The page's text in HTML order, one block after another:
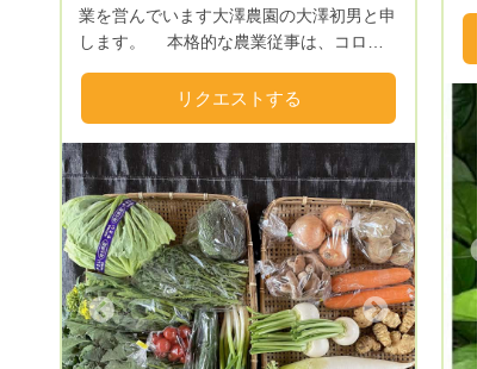
まずは、自分が食べる。なので、食べたい
野菜＆食べて美味しい野菜を育てていま
ない、無農薬栽培農法のガイア循環農法で
野菜達を育てています
業を営んでいます大澤農園の大澤初男と申
します。 本格的な農業従事は、コロナ
ヤの農家です。 健康と趣味を兼ねて、
楽しく野菜や果物作りに励んでいます。
野菜作りは、有機栽培(牛糞などの有機
肥料を主体)と自然成分の植物活性剤、コ
ンパニオンプランツを活用して、無農薬、
減農薬栽培を心がけています。 併せ
て、30年前に子どもたちのために植えた四
季折々の果物も食べきれなくなり販売して
います。
リクエストする
Next
られ
さ
Previous